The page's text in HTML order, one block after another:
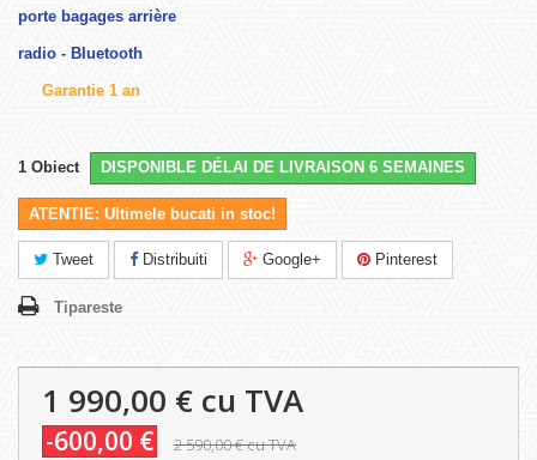
porte bagages arrière
radio - Bluetooth
Garantie 1 an
1 Obiect DISPONIBLE DÉLAI DE LIVRAISON 6 SEMAINES
ATENTIE: Ultimele bucati in stoc!
Tweet Distribuiti Google+ Pinterest
Tipareste
1 990,00 € cu TVA
-600,00 € 2 590,00 €cu TVA